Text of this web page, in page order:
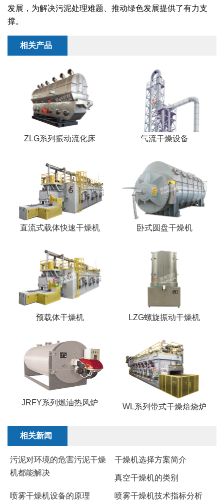
发展，为解决污泥处理难题、推动绿色发展提供了有力支
撑。
相关产品
ZLG系列振动流化床 气流干燥设备
直流式载体快速干燥机 卧式圆盘干燥机
预载体干燥机 LZG螺旋振动干燥机
JRFY系列燃油热风炉 WL系列带式干燥焙烧炉
相关新闻
​污泥对环境的危害污泥干燥
机都能解决
干燥机选择方案简介
​真空干燥机的类别
喷雾干燥机设备的原理 ​喷雾干燥机技术指标分析